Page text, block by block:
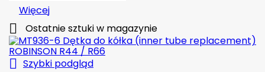
Więcej
 Ostatnie sztuki w magazynie
 Szybki podgląd